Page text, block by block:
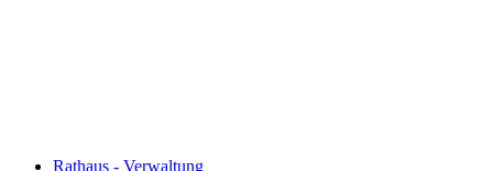
Rathaus - Verwaltung